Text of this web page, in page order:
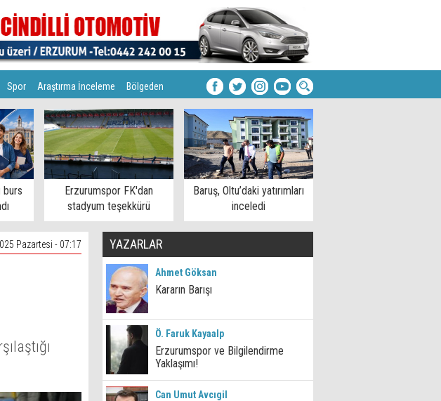
Spor Araştırma İnceleme Bölgeden
burs
Erzurumspor FK'dan
stadyum teşekkürü
Baruş, Oltu’daki yatırımları
inceledi
Pazartesi - 07:17 YAZARLAR
Ahmet Göksan
Kararın Barışı
Ö. Faruk Kayaalp
Erzurumspor ve Bilgilendirme
Yaklaşımı!
Can Umut Avcıgil